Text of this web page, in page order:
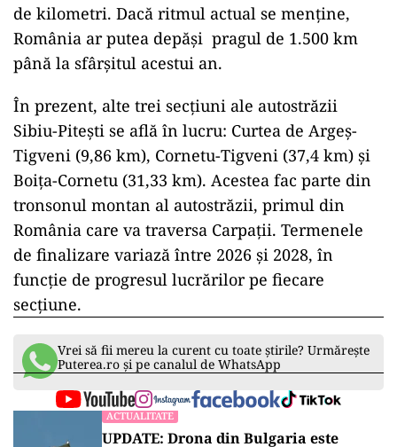
de kilometri. Dacă ritmul actual se menține,
România ar putea depăși pragul de 1.500 km
până la sfârșitul acestui an.
În prezent, alte trei secțiuni ale autostrăzii
Sibiu-Pitești se află în lucru: Curtea de Argeș-
Tigveni (9,86 km), Cornetu-Tigveni (37,4 km) și
Boița-Cornetu (31,33 km). Acestea fac parte din
tronsonul montan al autostrăzii, primul din
România care va traversa Carpații. Termenele
de finalizare variază între 2026 și 2028, în
funcție de progresul lucrărilor pe fiecare
secțiune.
Vrei să fii mereu la curent cu toate știrile? Urmărește
Puterea.ro și pe canalul de WhatsApp
ACTUALITATE
UPDATE: Drona din Bulgaria este